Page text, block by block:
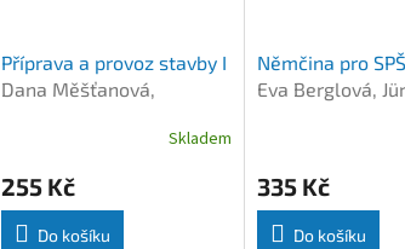
Příprava a provoz stavby I
Dana Měšťanová,
Skladem
255 Kč
Do košíku
Němčina pro
Eva Berglová,
335 Kč
Do košíku